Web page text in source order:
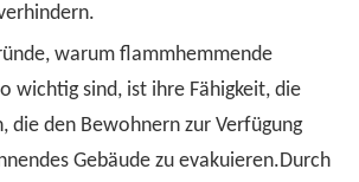
warum flammhemmende
wichtig sind, ist ihre Fähigkeit, die
die den Bewohnern zur Verfügung
Gebäude zu evakuieren.Durch